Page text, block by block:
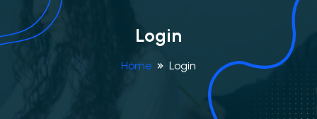
Login
Home Login